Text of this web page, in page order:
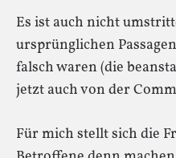
Es ist auch nicht
ursprünglichen
falsch waren (die
jetzt auch von der
Für mich stellt sich die